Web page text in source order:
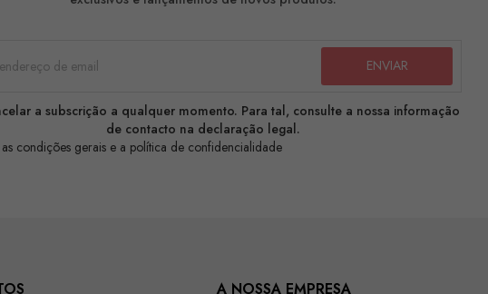
a subscrição a qualquer momento. Para tal, consulte a nossa informação
de contacto na declaração legal.
condições gerais e a política de confidencialidade
A NOSSA EMPRESA